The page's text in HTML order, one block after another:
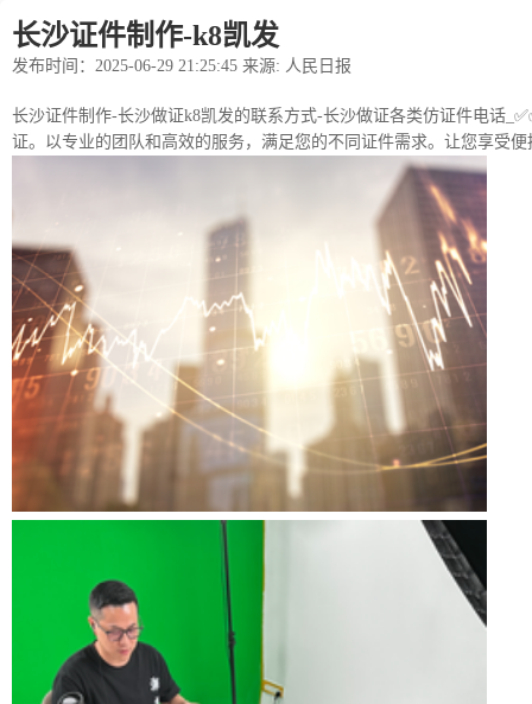
长沙证件制作-k8凯发
发布时间：2025-06-29 21:25:45 来源: 人民日报
长沙证件制作-长沙做证k8凯发的联系方式-长沙做证各类仿证件电话
证。以专业的团队和高效的服务，满足您的不同证件需求。让您享受